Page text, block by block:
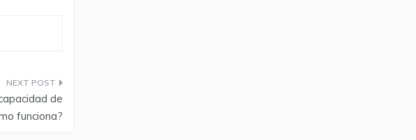
de
funciona?